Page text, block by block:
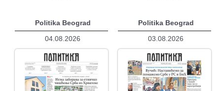
Politika Beograd
04.08.2026
Politika Beograd
03.08.2026